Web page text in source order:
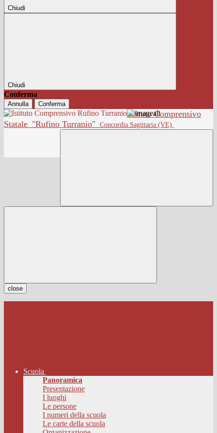
Chiudi
Chiudi
Conferma
Annulla Conferma
Istituto Comprensivo
Statale "Rufino Turranio" Concordia Sagittaria (VE)
close
Scuola
Panoramica
Presentazione
I luoghi
Le persone
I numeri della scuola
Le carte della scuola